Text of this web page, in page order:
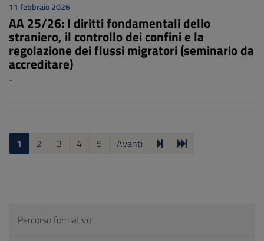
11 febbraio 2026
AA 25/26: I diritti fondamentali dello
straniero, il controllo dei confini e la
regolazione dei flussi migratori (seminario da
accreditare)
-
1 2 3 4 5 Avanti
Percorso formativo